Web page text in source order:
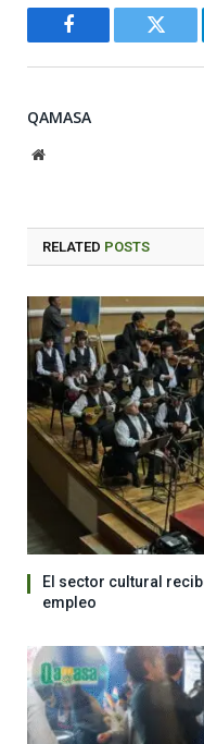
Facebook
QAMASA
Website
RELATED POSTS
El sector cultural
empleo